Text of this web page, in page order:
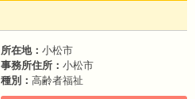
所在地： 小松市
事務所住所： 小松市
種別： 高齢者福祉